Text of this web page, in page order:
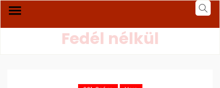
Fedél nélkül